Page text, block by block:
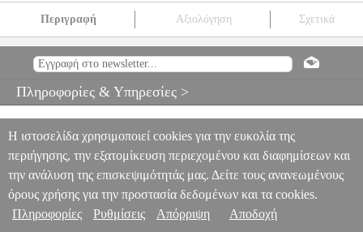
Περιγραφή Αξιολόγηση Σχετικά
SKABMA: SNOWFALL
Πληροφορίες & Υπηρεσίες >
Η ιστοσελίδα χρησιμοποιεί cookies για την ευκολία της
περιήγησης, την εξατομίκευση περιεχομένου και διαφημίσεων και
την ανάλυση της επισκεψιμότητάς μας. Δείτε τους ανανεωμένους
όρους χρήσης για την προστασία δεδομένων και τα cookies.
Πληροφορίες
Ρυθμίσεις Απόρριψη Αποδοχή